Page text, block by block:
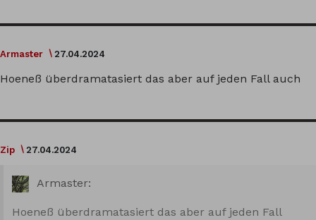
Armaster 27.04.2024
Hoeneß überdramatasiert das aber auf jeden Fall auch
Zip 27.04.2024
Armaster:
Hoeneß überdramatasiert das aber auf jeden Fall